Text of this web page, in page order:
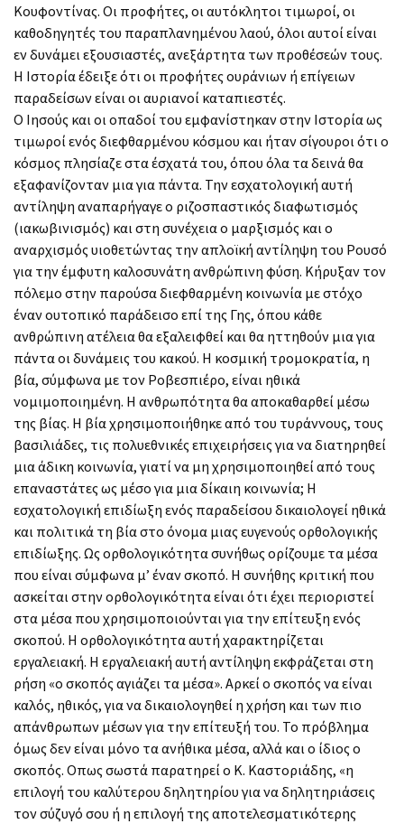
Κουφοντίνας. Οι προφήτες, οι αυτόκλητοι τιμωροί, οι
καθοδηγητές του παραπλανημένου λαού, όλοι αυτοί είναι
εν δυνάμει εξουσιαστές, ανεξάρτητα των προθέσεών τους.
Η Ιστορία έδειξε ότι οι προφήτες ουράνιων ή επίγειων
παραδείσων είναι οι αυριανοί καταπιεστές.
Ο Ιησούς και οι οπαδοί του εμφανίστηκαν στην Ιστορία ως
τιμωροί ενός διεφθαρμένου κόσμου και ήταν σίγουροι ότι ο
κόσμος πλησίαζε στα έσχατά του, όπου όλα τα δεινά θα
εξαφανίζονταν μια για πάντα. Την εσχατολογική αυτή
αντίληψη αναπαρήγαγε ο ριζοσπαστικός διαφωτισμός
(ιακωβινισμός) και στη συνέχεια ο μαρξισμός και ο
αναρχισμός υιοθετώντας την απλοϊκή αντίληψη του Ρουσό
για την έμφυτη καλοσυνάτη ανθρώπινη φύση. Κήρυξαν τον
πόλεμο στην παρούσα διεφθαρμένη κοινωνία με στόχο
έναν ουτοπικό παράδεισο επί της Γης, όπου κάθε
ανθρώπινη ατέλεια θα εξαλειφθεί και θα ηττηθούν μια για
πάντα οι δυνάμεις του κακού. Η κοσμική τρομοκρατία, η
βία, σύμφωνα με τον Ροβεσπιέρο, είναι ηθικά
νομιμοποιημένη. Η ανθρωπότητα θα αποκαθαρθεί μέσω
της βίας. Η βία χρησιμοποιήθηκε από του τυράννους, τους
βασιλιάδες, τις πολυεθνικές επιχειρήσεις για να διατηρηθεί
μια άδικη κοινωνία, γιατί να μη χρησιμοποιηθεί από τους
επαναστάτες ως μέσο για μια δίκαιη κοινωνία; Η
εσχατολογική επιδίωξη ενός παραδείσου δικαιολογεί ηθικά
και πολιτικά τη βία στο όνομα μιας ευγενούς ορθολογικής
επιδίωξης. Ως ορθολογικότητα συνήθως ορίζουμε τα μέσα
που είναι σύμφωνα μ’ έναν σκοπό. Η συνήθης κριτική που
ασκείται στην ορθολογικότητα είναι ότι έχει περιοριστεί
στα μέσα που χρησιμοποιούνται για την επίτευξη ενός
σκοπού. Η ορθολογικότητα αυτή χαρακτηρίζεται
εργαλειακή. Η εργαλειακή αυτή αντίληψη εκφράζεται στη
ρήση «ο σκοπός αγιάζει τα μέσα». Αρκεί ο σκοπός να είναι
καλός, ηθικός, για να δικαιολογηθεί η χρήση και των πιο
απάνθρωπων μέσων για την επίτευξή του. Το πρόβλημα
όμως δεν είναι μόνο τα ανήθικα μέσα, αλλά και ο ίδιος ο
σκοπός. Οπως σωστά παρατηρεί ο Κ. Καστοριάδης, «η
επιλογή του καλύτερου δηλητηρίου για να δηλητηριάσεις
τον σύζυγό σου ή η επιλογή της αποτελεσματικότερης